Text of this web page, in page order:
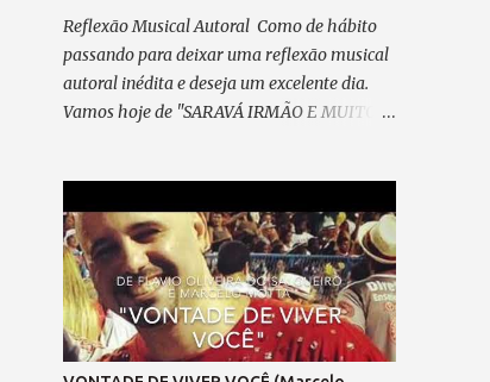
Feliz, é quem consegue enxergar Muito além
do que se pode observar; Verso 2: Já desfilei
na Avenida, Pela minha escola querida,
Escrevi o livro da minha vida, Plantei, colhi e
lamentação, Agradeço sempre ao “Senhor”,
Por cada passo em minha direção. Refrão 2:
A visão do coração... Vê mais do q...
Reflexão Musical Autoral Como de hábito
passando para deixar uma reflexão musical
autoral inédita e deseja um excelente dia.
Vamos hoje de "SARAVÁ IRMÃO E MUITO
Marechal e Flavio Oliveira do Salgueiro)
09/04/2025 Parceiro,vem concluir este
samba que meditei... Pensando em ti, com
devoção. A caneta, um cavaquinho e o violão
— Te esperam pra dedilhar As belas notas
que brotam do teu coração. A poesia,